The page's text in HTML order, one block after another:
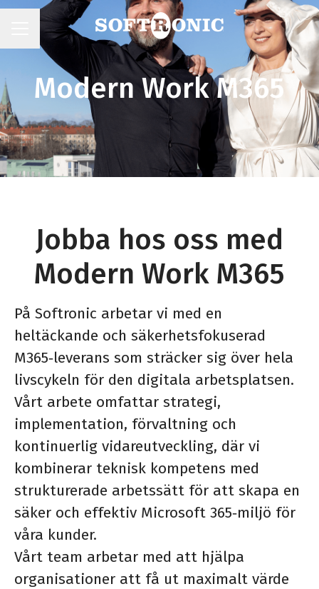
KARRIÄRMENY
Modern Work M365
Jobba hos oss med
Modern Work M365
På Softronic arbetar vi med en
heltäckande och säkerhetsfokuserad
M365‑leverans som sträcker sig över hela
livscykeln för den digitala arbetsplatsen.
Vårt arbete omfattar strategi,
implementation, förvaltning och
kontinuerlig vidareutveckling, där vi
kombinerar teknisk kompetens med
strukturerade arbetssätt för att skapa en
säker och effektiv Microsoft 365‑miljö för
våra kunder.
Vårt team arbetar med att hjälpa
organisationer att få ut maximalt värde